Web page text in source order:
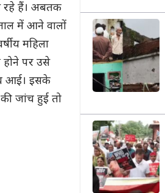
रहे हैं। अबतक
में आने वालों
महिला
होने पर उसे
आई। इसके
जांच हुई तो